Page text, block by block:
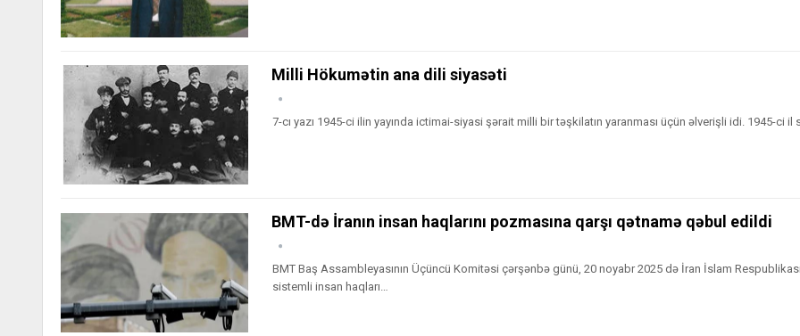
Milli Hökumətin ana dili siyasəti
7-cı yazı 1945-ci ilin yayında ictimai-siyasi şərait milli bir təşkilatın yaranması üçün əlverişli idi. 1945-ci il
BMT-də İranın insan haqlarını pozmasına qarşı qətnamə qəbul edildi
BMT Baş Assambleyasının Üçüncü Komitəsi çərşənbə günü, 20 noyabr 2025 də İran İslam
sistemli insan haqları…